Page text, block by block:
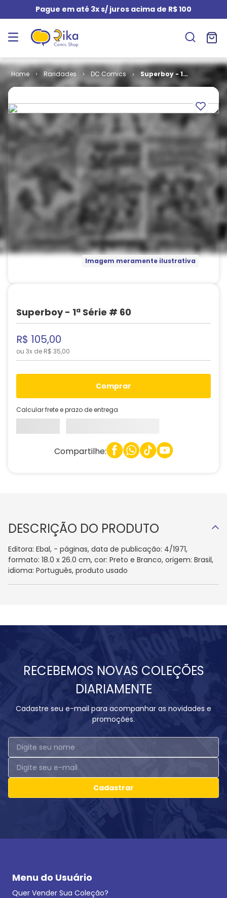
Pague em até 3x s/ juros acima de R$ 100
Raridades DC Comics
Superboy - 1ª
Série # 60
Imagem meramente ilustrativa
Superboy - 1ª Série # 60
R$ 105,00
ou 3x de R$ 35,00
comprar
Calcular frete e prazo de entrega
Compartilhe:
DESCRIÇÃO DO PRODUTO
Editora: Ebal, - páginas, data de publicação: 4/1971,
formato: 18.0 x 26.0 cm, cor: Preto e Branco, origem: Brasil,
idioma: Português, produto usado
RECEBEMOS NOVAS COLEÇÕES
DIARIAMENTE
Cadastre seu e-mail para acompanhar as novidades e
promoções.
Cadastrar
Menu do Usuário
Quer Vender Sua Coleção?